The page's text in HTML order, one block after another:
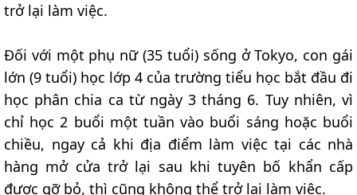
trở lại làm việc.
Đối với một phụ nữ (35 tuổi) sống ở Tokyo, con gái
lớn (9 tuổi) học lớp 4 của trường tiểu học bắt đầu đi
học phân chia ca từ ngày 3 tháng 6. Tuy nhiên, vì
chỉ học 2 buổi một tuần vào buổi sáng hoặc buổi
chiều, ngay cả khi địa điểm làm việc tại các nhà
hàng mở cửa trở lại sau khi tuyên bố khẩn cấp
được gỡ bỏ, thì cũng không thể trở lại làm việc.